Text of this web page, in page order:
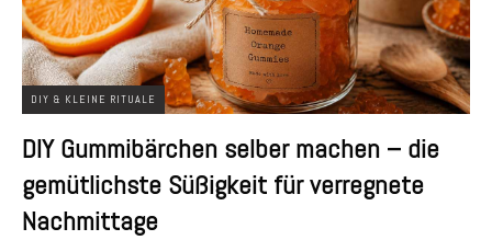
DIY & KLEINE RITUALE
DIY Gummibärchen selber machen – die
gemütlichste Süßigkeit für verregnete
Nachmittage